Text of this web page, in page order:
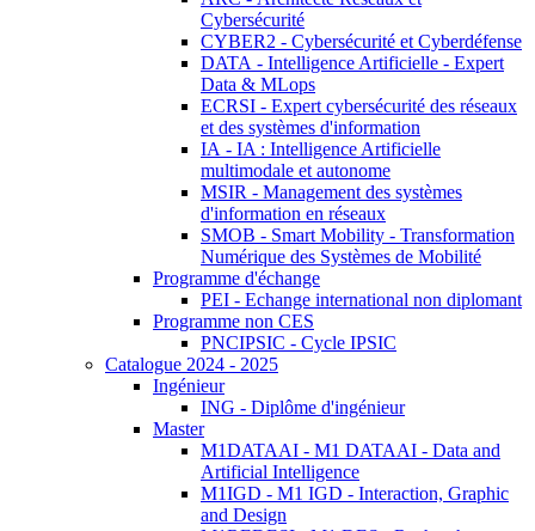
Cybersécurité
CYBER2 - Cybersécurité et Cyberdéfense
DATA - Intelligence Artificielle - Expert
Data & MLops
ECRSI - Expert cybersécurité des réseaux
et des systèmes d'information
IA - IA : Intelligence Artificielle
multimodale et autonome
MSIR - Management des systèmes
d'information en réseaux
SMOB - Smart Mobility - Transformation
Numérique des Systèmes de Mobilité
Programme d'échange
PEI - Echange international non diplomant
Programme non CES
PNCIPSIC - Cycle IPSIC
Catalogue 2024 - 2025
Ingénieur
ING - Diplôme d'ingénieur
Master
M1DATAAI - M1 DATAAI - Data and
Artificial Intelligence
M1IGD - M1 IGD - Interaction, Graphic
and Design